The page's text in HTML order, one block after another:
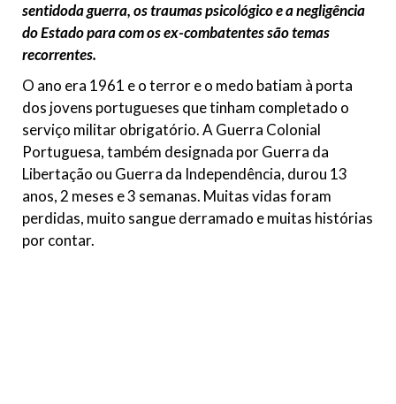
sentidoda guerra, os traumas psicológico e a negligência
do Estado para com os ex-combatentes são temas
recorrentes.
O ano era 1961 e o terror e o medo batiam à porta
dos jovens portugueses que tinham completado o
serviço militar obrigatório. A Guerra Colonial
Portuguesa, também designada por Guerra da
Libertação ou Guerra da Independência, durou 13
anos, 2 meses e 3 semanas. Muitas vidas foram
perdidas, muito sangue derramado e muitas histórias
por contar.